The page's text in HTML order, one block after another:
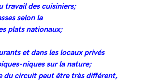
travaildes cuisiniers;
selonla
platsnationaux;
etdansles locauxprivés
niques surla nature;
du circuit peut être très différent,